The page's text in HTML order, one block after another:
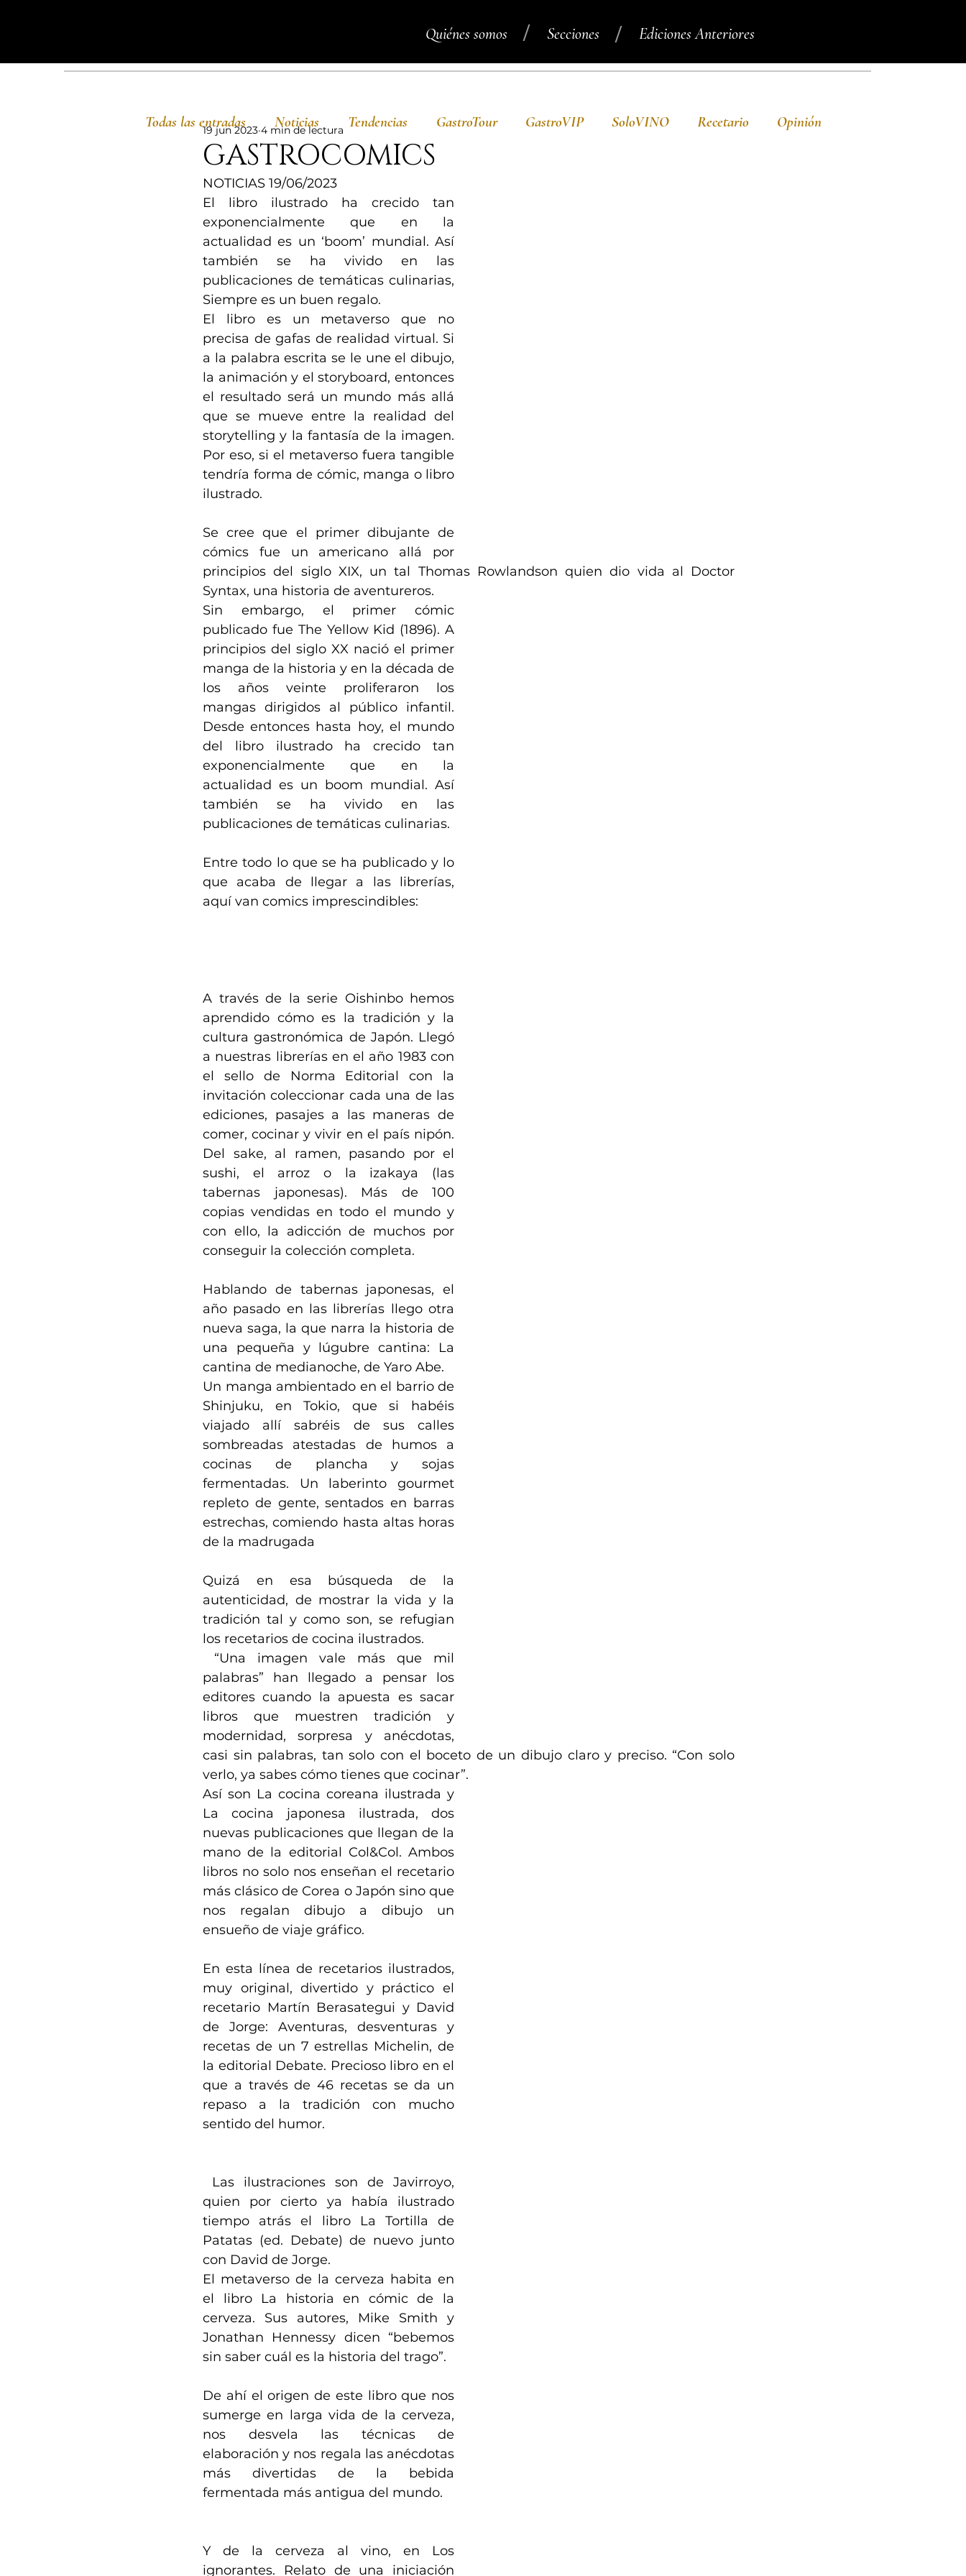
Quiénes somos Secciones Ediciones Anteriores
/ /
GASTROCOMICS
19 jun 2023 4 min de lectura
NOTICIAS 19/06/2023
El libro ilustrado ha crecido tan
exponencialmente que en la
actualidad es un ‘boom’ mundial. Así
también se ha vivido en las
publicaciones de temáticas culinarias,
Siempre es un buen regalo.
El libro es un metaverso que no
precisa de gafas de realidad virtual. Si
a la palabra escrita se le une el dibujo,
la animación y el storyboard, entonces
el resultado será un mundo más allá
que se mueve entre la realidad del
storytelling y la fantasía de la imagen.
Por eso, si el metaverso fuera tangible
tendría forma de cómic, manga o libro
ilustrado.
Se cree que el primer dibujante de
cómics fue un americano allá por
principios del siglo XIX, un tal Thomas Rowlandson quien dio vida al Doctor
Syntax, una historia de aventureros.
Sin embargo, el primer cómic
publicado fue The Yellow Kid (1896). A
principios del siglo XX nació el primer
manga de la historia y en la década de
los años veinte proliferaron los
mangas dirigidos al público infantil.
Desde entonces hasta hoy, el mundo
del libro ilustrado ha crecido tan
exponencialmente que en la
actualidad es un boom mundial. Así
también se ha vivido en las
publicaciones de temáticas culinarias.
Entre todo lo que se ha publicado y lo
que acaba de llegar a las librerías,
aquí van comics imprescindibles:
A través de la serie Oishinbo hemos
aprendido cómo es la tradición y la
cultura gastronómica de Japón. Llegó
a nuestras librerías en el año 1983 con
el sello de Norma Editorial con la
invitación coleccionar cada una de las
ediciones, pasajes a las maneras de
comer, cocinar y vivir en el país nipón.
Del sake, al ramen, pasando por el
sushi, el arroz o la izakaya (las
tabernas japonesas). Más de 100
copias vendidas en todo el mundo y
con ello, la adicción de muchos por
conseguir la colección completa.
Hablando de tabernas japonesas, el
año pasado en las librerías llego otra
nueva saga, la que narra la historia de
una pequeña y lúgubre cantina: La
cantina de medianoche, de Yaro Abe.
Un manga ambientado en el barrio de
Shinjuku, en Tokio, que si habéis
viajado allí sabréis de sus calles
sombreadas atestadas de humos a
cocinas de plancha y sojas
fermentadas. Un laberinto gourmet
repleto de gente, sentados en barras
estrechas, comiendo hasta altas horas
de la madrugada
Quizá en esa búsqueda de la
autenticidad, de mostrar la vida y la
tradición tal y como son, se refugian
los recetarios de cocina ilustrados.
palabras” han llegado a pensar los
editores cuando la apuesta es sacar
libros que muestren tradición y
modernidad, sorpresa y anécdotas,
casi sin palabras, tan solo con el boceto de un dibujo claro y preciso. “Con solo
verlo, ya sabes cómo tienes que cocinar”.
Así son La cocina coreana ilustrada y
La cocina japonesa ilustrada, dos
nuevas publicaciones que llegan de la
mano de la editorial Col&Col. Ambos
libros no solo nos enseñan el recetario
más clásico de Corea o Japón sino que
nos regalan dibujo a dibujo un
ensueño de viaje gráfico.
En esta línea de recetarios ilustrados,
muy original, divertido y práctico el
recetario Martín Berasategui y David
de Jorge: Aventuras, desventuras y
recetas de un 7 estrellas Michelin, de
la editorial Debate. Precioso libro en el
que a través de 46 recetas se da un
repaso a la tradición con mucho
sentido del humor.
quien por cierto ya había ilustrado
tiempo atrás el libro La Tortilla de
Patatas (ed. Debate) de nuevo junto
con David de Jorge.
El metaverso de la cerveza habita en
el libro La historia en cómic de la
cerveza. Sus autores, Mike Smith y
Jonathan Hennessy dicen “bebemos
sin saber cuál es la historia del trago”.
De ahí el origen de este libro que nos
sumerge en larga vida de la cerveza,
nos desvela las técnicas de
elaboración y nos regala las anécdotas
más divertidas de la bebida
fermentada más antigua del mundo.
Y de la cerveza al vino, en Los
ignorantes. Relato de una iniciación
Todas las entradas Noticias Tendencias GastroTour GastroVIP SoloVINO Recetario Opinión